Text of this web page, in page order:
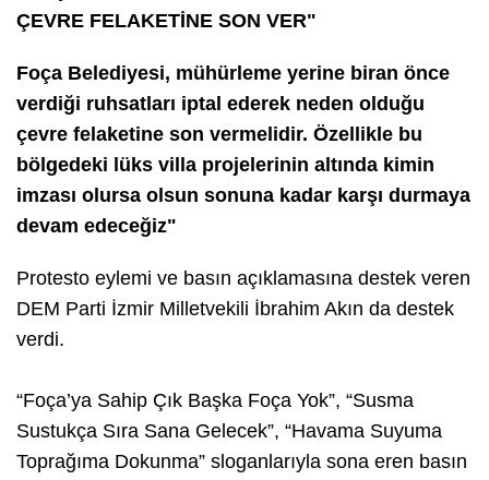
ÇEVRE FELAKETİNE SON VER"
Foça Belediyesi, mühürleme yerine biran önce
verdiği ruhsatları iptal ederek neden olduğu
çevre felaketine son vermelidir. Özellikle bu
bölgedeki lüks villa projelerinin altında kimin
imzası olursa olsun sonuna kadar karşı durmaya
devam edeceğiz"
Protesto eylemi ve basın açıklamasına destek veren
DEM Parti İzmir Milletvekili İbrahim Akın da destek
verdi.
“Foça’ya Sahip Çık Başka Foça Yok”, “Susma
Sustukça Sıra Sana Gelecek”, “Havama Suyuma
Toprağıma Dokunma” sloganlarıyla sona eren basın